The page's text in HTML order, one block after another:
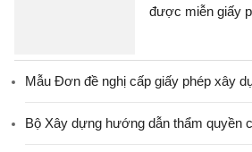
được miễn giấy
Mẫu Đơn đề nghị cấp giấy phép xây
Bộ Xây dựng hướng dẫn thẩm quyền